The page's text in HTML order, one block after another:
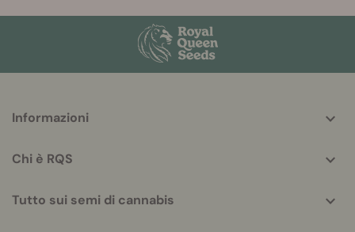
helpful
Informazioni
Chi è RQS
Tutto sui semi di cannabis